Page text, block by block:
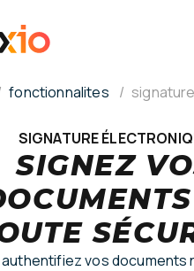
fonctionnalites
SIGNATURE
SIGNEZ
authentifiez vos documents